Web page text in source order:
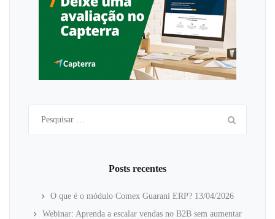
por:
Posts recentes
O que é o módulo Comex Guarani ERP? 13/04/2026
Webinar: Aprenda a escalar vendas no B2B sem aumentar